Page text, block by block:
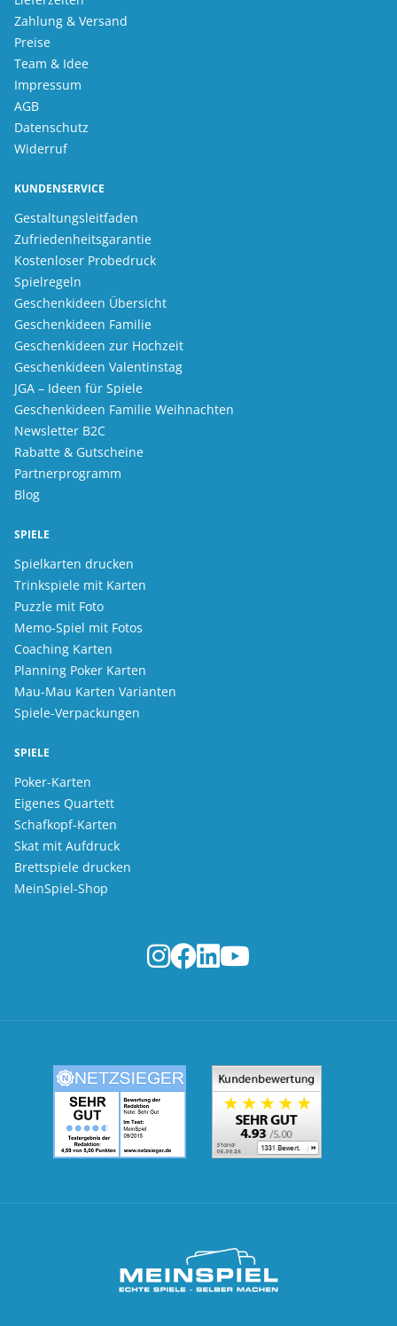
Zahlung & Versand
Preise
Team & Idee
Impressum
AGB
Datenschutz
Widerruf
KUNDENSERVICE
Gestaltungsleitfaden
Zufriedenheitsgarantie
Kostenloser Probedruck
Spielregeln
Geschenkideen Übersicht
Geschenkideen Familie
Geschenkideen zur Hochzeit
Geschenkideen Valentinstag
JGA – Ideen für Spiele
Geschenkideen Familie Weihnachten
Newsletter B2C
Rabatte & Gutscheine
Partnerprogramm
Blog
SPIELE
Spielkarten drucken
Trinkspiele mit Karten
Puzzle mit Foto
Memo-Spiel mit Fotos
Coaching Karten
Planning Poker Karten
Mau-Mau Karten Varianten
Spiele-Verpackungen
SPIELE
Poker-Karten
Eigenes Quartett
Schafkopf-Karten
Skat mit Aufdruck
Brettspiele drucken
MeinSpiel-Shop